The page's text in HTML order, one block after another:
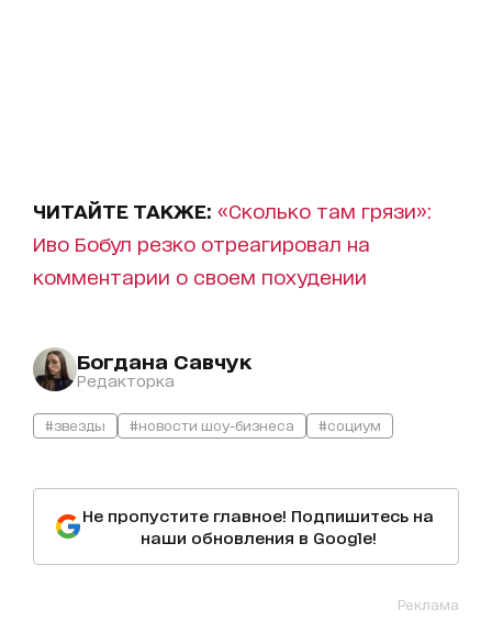
ЧИТАЙТЕ ТАКЖЕ: «Сколько там грязи»:
Иво Бобул резко отреагировал на
комментарии о своем похудении
Богдана Савчук
Редакторка
#звезды #новости шоу-бизнеса #социум
Не пропустите главное! Подпишитесь на
наши обновления в Google!
Реклама